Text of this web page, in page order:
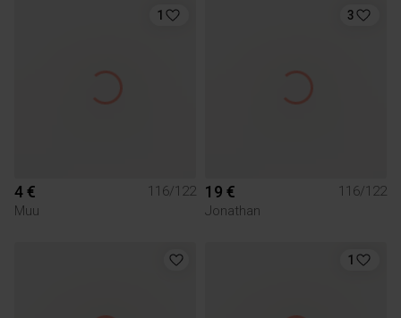
1
4 €
116/122
Muu
3
19 €
116/122
Jonathan
1